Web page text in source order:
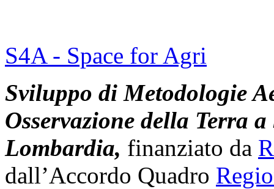
S4A - Space for Agri
Sviluppo di Metodologie
Osservazione della Terra
Lombardia, finanziato da
dall’Accordo Quadro